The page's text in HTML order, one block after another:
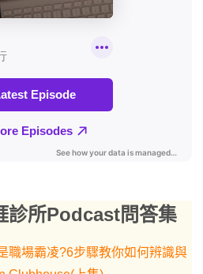
診所Podcast問答集
職場霸凌?6步驟教你如何辨識與